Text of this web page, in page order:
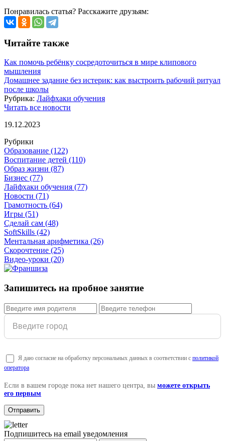
Понравилась статья? Расскажите друзьям:
Читайте также
Как помочь ребёнку сосредоточиться в мире клипового
мышления
Домашнее задание без истерик: как выстроить рабочий ритуал
после школы
Рубрика: Лайфхаки обучения
Читать все новости
19.12.2023
Рубрики
Образование (122)
Воспитание детей (110)
Образ жизни (87)
Бизнес (77)
Лайфхаки обучения (77)
Новости (71)
Грамотность (64)
Игры (51)
Сделай сам (48)
SoftSkills (42)
Ментальная арифметика (26)
Скорочтение (25)
Видео-уроки (20)
Запишитесь на пробное занятие
Я даю согласие на обработку персональных данных в соответствии с политикой
оператора
Если в вашем городе пока нет нашего центра, вы можете открыть
его первым
Подпишитесь на email уведомления